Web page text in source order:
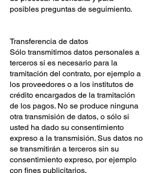
posibles preguntas de seguimiento.
Transferencia de datos
Sólo transmitimos datos personales a
terceros si es necesario para la
tramitación del contrato, por ejemplo a
los proveedores o a los institutos de
crédito encargados de la tramitación
de los pagos. No se produce ninguna
otra transmisión de datos, o sólo si
usted ha dado su consentimiento
expreso a la transmisión. Sus datos no
se transmitirán a terceros sin su
consentimiento expreso, por ejemplo
con fines publicitarios.